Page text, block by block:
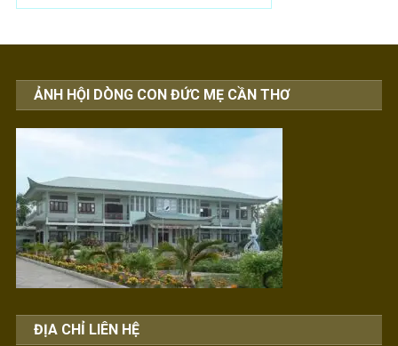
ẢNH HỘI DÒNG CON ĐỨC MẸ CẦN THƠ
ĐỊA CHỈ LIÊN HỆ